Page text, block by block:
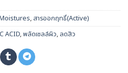
, สารออกฤทธิ์(Active)
ACID,พลัดเซลล์ผิว, ลดสิว